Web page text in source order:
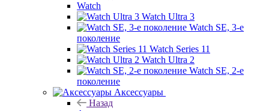
Watch
Watch Ultra 3
Watch SE, 3-е
поколение
Watch Series 11
Watch Ultra 2
Watch SE, 2-е
поколение
Аксессуары
Назад